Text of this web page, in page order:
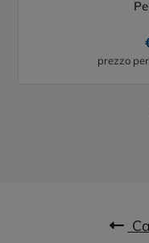
prezzo